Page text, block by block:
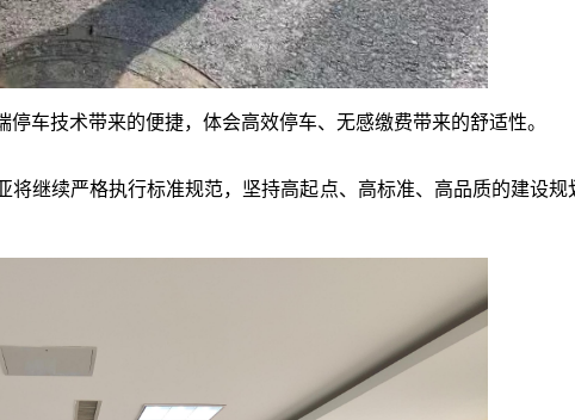
停车技术带来的便捷， 体会高效停车、无感缴费带来的舒适性。
将继续严格执行标准规范， 坚持高起点、高标准、高品质的建设规